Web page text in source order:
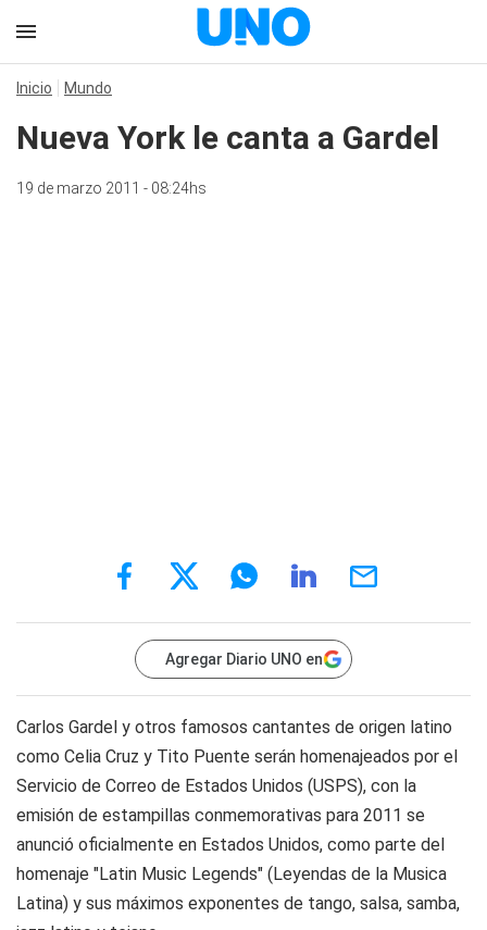
Inicio Mundo
Nueva York le canta a Gardel
19 de marzo 2011 - 08:24hs
Agregar Diario UNO en
Carlos Gardel y otros famosos cantantes de origen latino
como Celia Cruz y Tito Puente serán homenajeados por el
Servicio de Correo de Estados Unidos (USPS), con la
emisión de estampillas conmemorativas para 2011 se
anunció oficialmente en Estados Unidos, como parte del
homenaje "Latin Music Legends" (Leyendas de la Musica
Latina) y sus máximos exponentes de tango, salsa, samba,